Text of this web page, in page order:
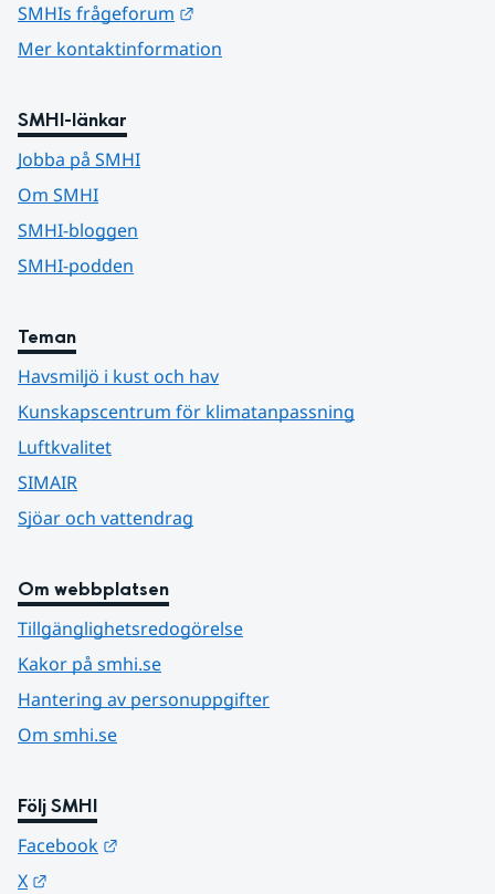
SMHIs frågeforum
Mer kontaktinformation
SMHI-länkar
Jobba på SMHI
Om SMHI
SMHI-bloggen
SMHI-podden
Teman
Havsmiljö i kust och hav
Kunskapscentrum för klimatanpassning
Luftkvalitet
SIMAIR
Sjöar och vattendrag
Om webbplatsen
Tillgänglighetsredogörelse
Kakor på smhi.se
Hantering av personuppgifter
Om smhi.se
Följ SMHI
Facebook
X